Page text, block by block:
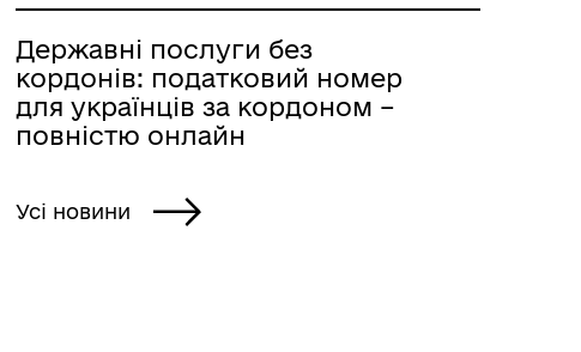
Державні послуги без
кордонів: податковий номер
для українців за кордоном –
повністю онлайн
Усі новини